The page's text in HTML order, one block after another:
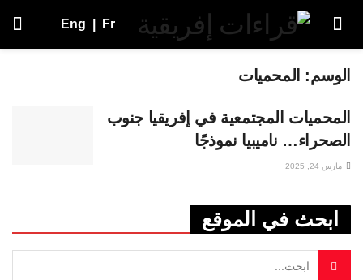
Eng Fr
الوسم: المحميات
المحميات المجتمعية في إفريقيا جنوب
الصحراء… ناميبيا نموذجًا
مارس 24, 2025
ابحث في الموقع